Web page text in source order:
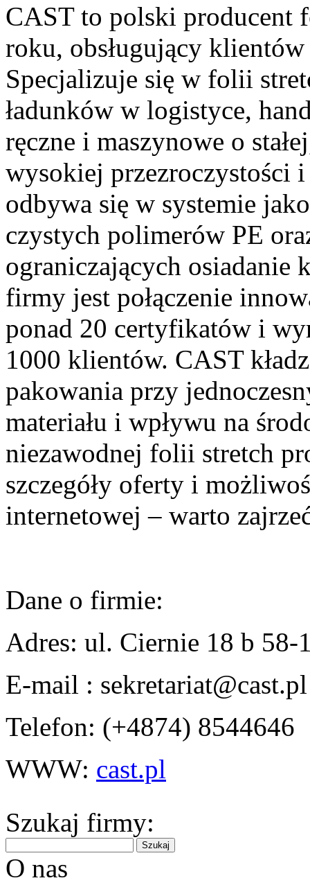
CAST to polski producent
roku, obsługujący
Specjalizuje się w folii
ładunków w logistyce,
ręczne i maszynowe o
wysokiej przezroczystości
odbywa się w systemie
czystych polimerów PE
ograniczających osiadanie
firmy jest połączenie
ponad 20 certyfikatów i
1000 klientów. CAST
pakowania przy
materiału i wpływu na
niezawodnej folii stretch
szczegóły oferty i
internetowej – warto
Dane o firmie:
Adres: ul. Ciernie 18 b 58-
E-mail : sekretariat@cast.pl
Telefon: (+4874) 8544646
WWW: cast.pl
Szukaj firmy:
O nas